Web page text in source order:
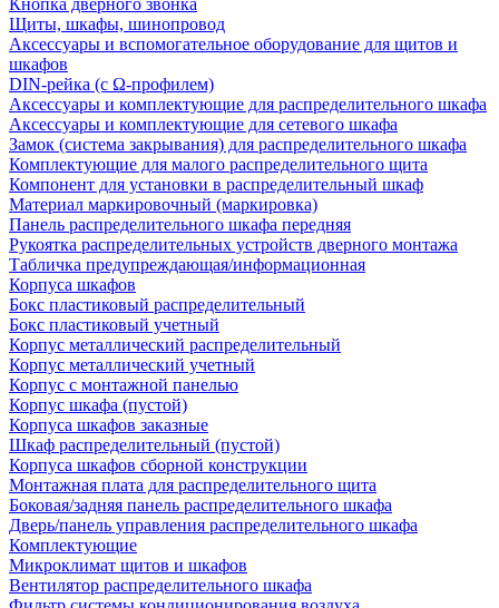
Кнопка дверного звонка
Щиты, шкафы, шинопровод
Аксессуары и вспомогательное оборудование для щитов и
шкафов
DIN-рейка (с Ω-профилем)
Аксессуары и комплектующие для распределительного шкафа
Аксессуары и комплектующие для сетевого шкафа
Замок (система закрывания) для распределительного шкафа
Комплектующие для малого распределительного щита
Компонент для установки в распределительный шкаф
Материал маркировочный (маркировка)
Панель распределительного шкафа передняя
Рукоятка распределительных устройств дверного монтажа
Табличка предупреждающая/информационная
Корпуса шкафов
Бокс пластиковый распределительный
Бокс пластиковый учетный
Корпус металлический распределительный
Корпус металлический учетный
Корпус с монтажной панелью
Корпус шкафа (пустой)
Корпуса шкафов заказные
Шкаф распределительный (пустой)
Корпуса шкафов сборной конструкции
Монтажная плата для распределительного щита
Боковая/задняя панель распределительного шкафа
Дверь/панель управления распределительного шкафа
Комплектующие
Микроклимат щитов и шкафов
Вентилятор распределительного шкафа